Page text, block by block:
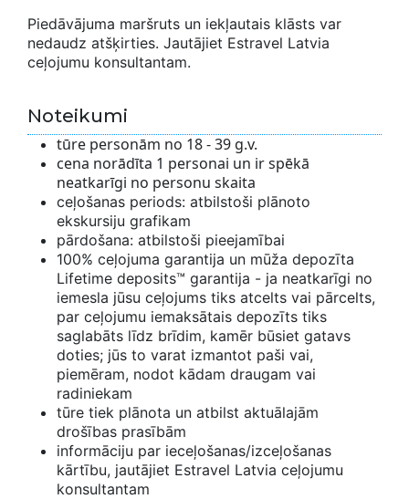
Piedāvājuma maršruts un iekļautais klāsts var
nedaudz atšķirties. Jautājiet Estravel Latvia
ceļojumu konsultantam.
Noteikumi
tūre personām no 18 - 39 g.v.
cena norādīta 1 personai un ir spēkā
neatkarīgi no personu skaita
ceļošanas periods: atbilstoši plānoto
ekskursiju grafikam
pārdošana: atbilstoši pieejamībai
100% ceļojuma garantija un mūža depozīta
Lifetime deposits™ garantija - ja neatkarīgi no
iemesla jūsu ceļojums tiks atcelts vai pārcelts,
par ceļojumu iemaksātais depozīts tiks
saglabāts līdz brīdim, kamēr būsiet gatavs
doties; jūs to varat izmantot paši vai,
piemēram, nodot kādam draugam vai
radiniekam
tūre tiek plānota un atbilst aktuālajām
drošības prasībām
informāciju par ieceļošanas/izceļošanas
kārtību, jautājiet Estravel Latvia ceļojumu
konsultantam